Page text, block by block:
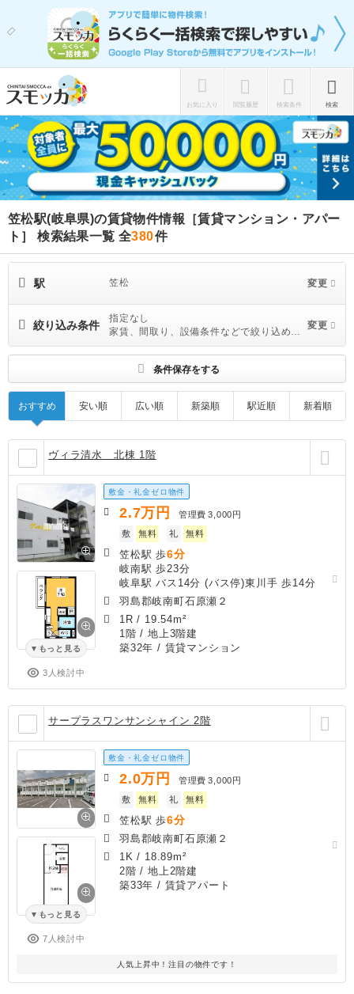
お気に入り 閲覧履歴 検索条件 検索
笠松駅(岐阜県)の賃貸物件情報［賃貸マンション・アパー
ト］ 検索結果一覧 全380件
駅 笠松 変更
絞り込み条件
指定なし
家賃、間取り、設備条件などで絞り込めま
す
変更
条件保存をする
おすすめ 安い順 広い順 新築順 駅近順 新着順
ヴィラ清水 北棟 1階
もっと見る
3人検討中
敷金・礼金ゼロ物件
2.7万円 管理費 3,000円
敷
無料 礼 無料
笠松駅 歩6分
岐南駅 歩23分
岐阜駅 バス14分 (バス停)東川手 歩14分
羽島郡岐南町石原瀬２
1R / 19.54m²
1階 / 地上3階建
築32年 / 賃貸マンション
サープラスワンサンシャイン 2階
もっと見る
7人検討中
敷金・礼金ゼロ物件
2.0万円 管理費 3,000円
敷
無料 礼 無料
笠松駅 歩6分
羽島郡岐南町石原瀬２
1K / 18.89m²
2階 / 地上2階建
築33年 / 賃貸アパート
人気上昇中！注目の物件です！